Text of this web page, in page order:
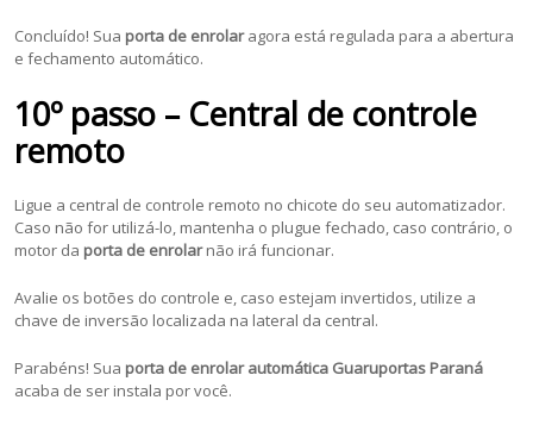
Concluído! Sua porta de enrolaragora está regulada para a abertura
e fechamento automático.
10º passo – Central de controle
remoto
Ligue a central de controle remoto no chicote do seu automatizador.
Caso não for utilizá-lo, mantenha o plugue fechado, caso contrário, o
motor da porta de enrolarnão irá funcionar.
Avalie os botões do controle e, caso estejam invertidos, utilize a
chave de inversão localizada na lateral da central.
Parabéns! Sua porta de enrolar automática Guaruportas Paraná
acaba de ser instala por você.